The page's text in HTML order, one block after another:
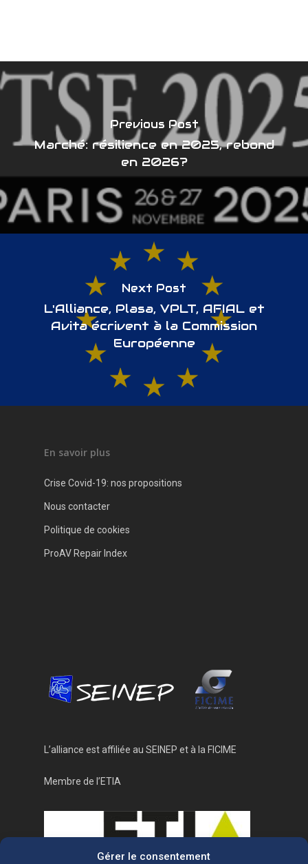
Gérer le consentement
Previous Post
Marché: résilience en 2025, rebond
en 2026?
Next Post
L'Alliance, Plasa, VPLT, AFIAL et
Avita écrivent à la Commission
Européenne
En savoir plus
Crise Covid-19: nos propositions
Nous contacter
Politique de cookies
ProAV Repair Index
L’alliance est affiliée au SEINEP et à la FICIME
Membre de l’ETIA